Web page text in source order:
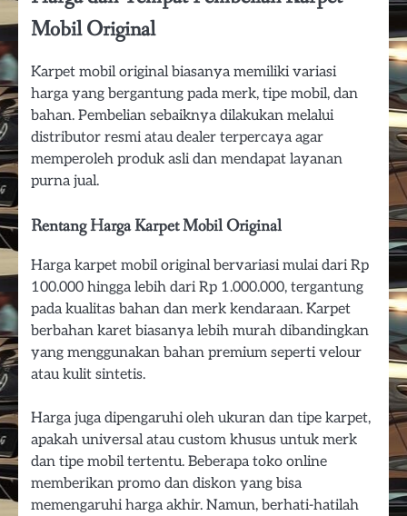
Mobil Original
Karpet mobil original biasanya memiliki variasi
harga yang bergantung pada merk, tipe mobil, dan
bahan. Pembelian sebaiknya dilakukan melalui
distributor resmi atau dealer terpercaya agar
memperoleh produk asli dan mendapat layanan
purna jual.
Rentang Harga Karpet Mobil Original
Harga karpet mobil original bervariasi mulai dari Rp
100.000 hingga lebih dari Rp 1.000.000, tergantung
pada kualitas bahan dan merk kendaraan. Karpet
berbahan karet biasanya lebih murah dibandingkan
yang menggunakan bahan premium seperti velour
atau kulit sintetis.
Harga juga dipengaruhi oleh ukuran dan tipe karpet,
apakah universal atau custom khusus untuk merk
dan tipe mobil tertentu. Beberapa toko online
memberikan promo dan diskon yang bisa
memengaruhi harga akhir. Namun, berhati-hatilah